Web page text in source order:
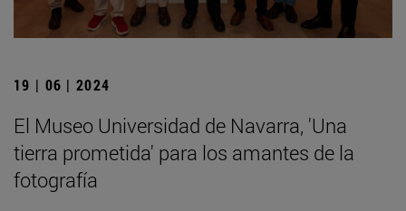
19 | 06 | 2024
El Museo Universidad de Navarra, 'Una
tierra prometida' para los amantes de la
fotografía